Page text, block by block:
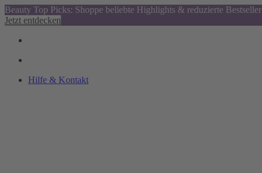
Beauty Top Picks: Shoppe beliebte Highlights & reduzierte Bestseller
Jetzt entdecken
Hilfe & Kontakt